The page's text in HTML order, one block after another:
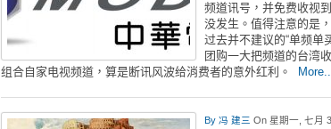
频道讯号，并免费收视
没发生。值得注意的是
过去并不建议的“单频单
团购一大把频道的台湾
组合自家电视频道，算是断讯风波给消费者的意外红利。
By 冯 建三 On 星期一, 七月